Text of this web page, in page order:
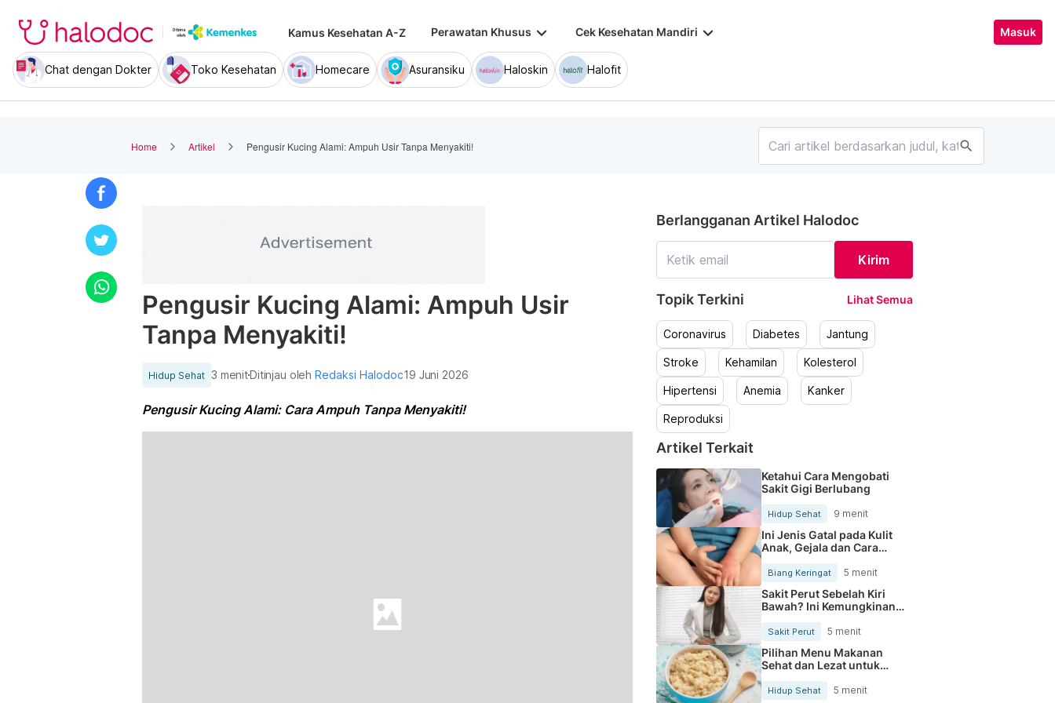
Kamus Kesehatan A-Z Perawatan Khusus keyboard_arrow_down Cek Kesehatan Mandiri keyboard_arrow_down Masuk
Chat dengan Dokter Toko Kesehatan Homecare Asuransiku Haloskin Halofit
Home Artikel Pengusir Kucing Alami: Ampuh Usir Tanpa Menyakiti! search
Pengusir Kucing Alami: Ampuh Usir
Tanpa Menyakiti!
Hidup Sehat 3 menitDitinjau olehRedaksi Halodoc19 Juni 2026
Pengusir Kucing Alami: Cara Ampuh Tanpa Menyakiti!
Berlangganan Artikel Halodoc
Kirim
Topik Terkini Lihat Semua
Coronavirus Diabetes Jantung
Stroke Kehamilan Kolesterol
Hipertensi Anemia Kanker
Reproduksi
Artikel Terkait
Ketahui Cara Mengobati
Sakit Gigi Berlubang
Hidup Sehat 9 menit
Ini Jenis Gatal pada Kulit
Anak, Gejala dan Cara
Mengobatinya
Biang Keringat 5 menit
Sakit Perut Sebelah Kiri
Bawah? Ini Kemungkinan
Sakit Perut 5 menit
Pilihan Menu Makanan
Sehat dan Lezat untuk
Mengurangi Kolesterol
Hidup Sehat 5 menit